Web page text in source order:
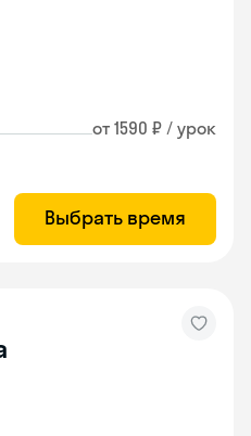
от 1590 ₽ / урок
Выбрать время